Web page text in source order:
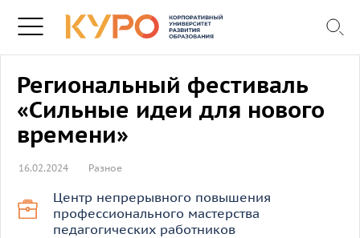
Региональный фестиваль
«Сильные идеи для нового
времени»
16.02.2024 Разное
Центр непрерывного повышения
профессионального мастерства
педагогических работников